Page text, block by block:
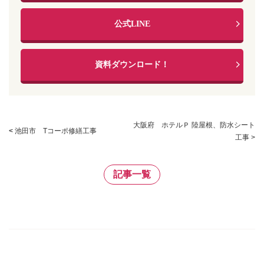
公式LINE
資料ダウンロード！
< 池田市 Tコーポ修繕工事
大阪府 ホテルＰ 陸屋根、防水シート
工事 >
記事一覧